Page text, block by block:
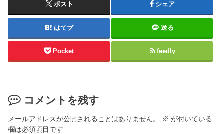
ポスト シェア
はてブ 送る
Pocket feedly
コメントを残す
メールアドレスが公開されることはありません。 ※ が付いている
欄は必須項目です